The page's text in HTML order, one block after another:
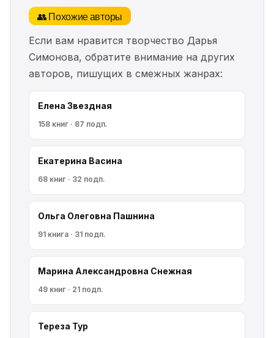
👥 Похожие авторы
Если вам нравится творчество Дарья
Симонова, обратите внимание на других
авторов, пишущих в смежных жанрах:
Елена Звездная
158 книг · 87 подп.
Екатерина Васина
68 книг · 32 подп.
Ольга Олеговна Пашнина
91 книга · 31 подп.
Марина Александровна Снежная
49 книг · 21 подп.
Тереза Тур